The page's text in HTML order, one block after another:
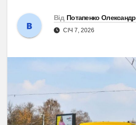
Від Потапенко Олександр
СІЧ 7, 2026